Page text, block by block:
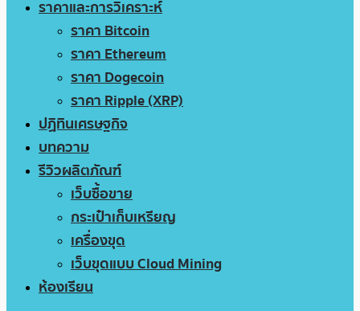
ราคาและการวิเคราะห์
ราคา Bitcoin
ราคา Ethereum
ราคา Dogecoin
ราคา Ripple (XRP)
ปฏิทินเศรษฐกิจ
บทความ
รีวิวผลิตภัณฑ์
เว็บซื้อขาย
กระเป๋าเก็บเหรียญ
เครื่องขุด
เว็บขุดแบบ Cloud Mining
ห้องเรียน